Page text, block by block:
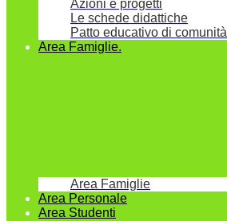
Azioni e progetti
Le schede didattiche
Patto educativo di comunità
Area Famiglie.
Area Famiglie
Area Personale
Area Studenti